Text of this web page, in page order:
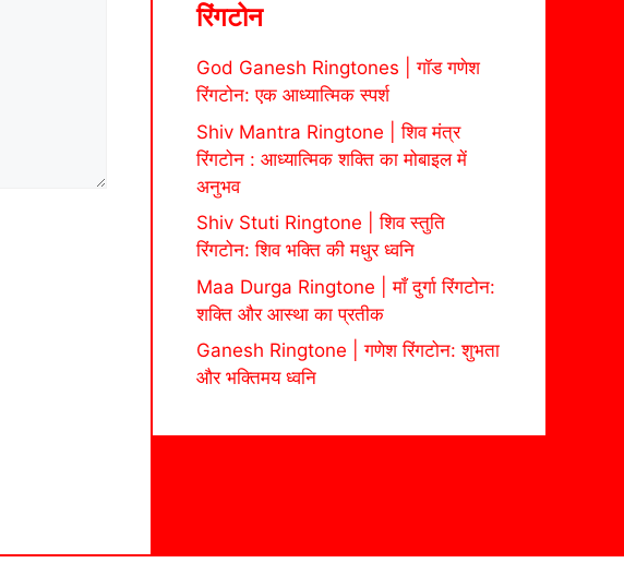
रिंगटोन
God Ganesh Ringtones | गॉड गणेश
रिंगटोन: एक आध्यात्मिक स्पर्श
Shiv Mantra Ringtone | शिव मंत्र
रिंगटोन : आध्यात्मिक शक्ति का मोबाइल में
अनुभव
Shiv Stuti Ringtone | शिव स्तुति
रिंगटोन: शिव भक्ति की मधुर ध्वनि
Maa Durga Ringtone | माँ दुर्गा रिंगटोन:
शक्ति और आस्था का प्रतीक
Ganesh Ringtone | गणेश रिंगटोन: शुभता
और भक्तिमय ध्वनि